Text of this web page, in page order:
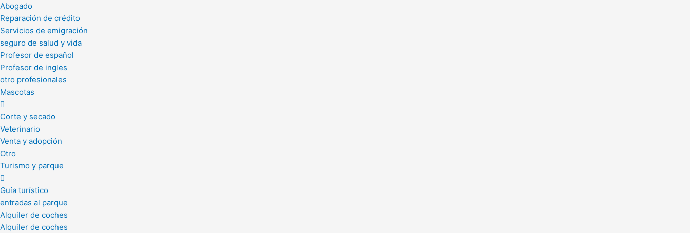
Abogado
Reparación de crédito
Servicios de emigración
seguro de salud y vida
Profesor de español
Profesor de ingles
otro profesionales
Mascotas
Corte y secado
Veterinario
Venta y adopción
Otro
Turismo y parque
Guía turístico
entradas al parque
Alquiler de coches
Alquiler de coches